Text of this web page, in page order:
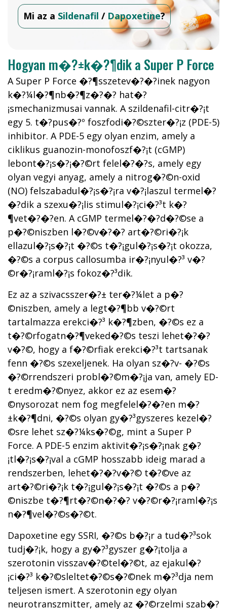
Mi az a Sildenafil / Dapoxetine?
Hogyan m�?±k�?¶dik a Super P Force
A Super P Force �?¶sszetev�?�?inek nagyon
k�?¼l�?¶nb�?¶z�?�? hat�?
¡smechanizmusai vannak. A szildenafil-citr�?¡t
egy 5. t�?­pus�?º foszfodi�?©szter�?¡z (PDE-5)
inhibitor. A PDE-5 egy olyan enzim, amely a
ciklikus guanozin-monofoszf�?¡t (cGMP)
lebont�?¡s�?¡�?©rt felel�?�?s, amely egy
olyan vegyi anyag, amely a nitrog�?©n-oxid
(NO) felszabadul�?¡s�?¡ra v�?¡laszul termel�?
�?dik a szexu�?¡lis stimul�?¡ci�?³t k�?
¶vet�?�?en. A cGMP termel�?�?d�?©se a
p�?©niszben l�?©v�?�? art�?©ri�?¡k
ellazul�?¡s�?¡t �?©s t�?¡gul�?¡s�?¡t okozza,
�?©s a corpus callosumba ir�?¡nyul�?³ v�?
©r�?¡raml�?¡s fokoz�?³dik.
Ez az a szivacsszer�?± ter�?¼let a p�?
©niszben, amely a legt�?¶bb v�?©rt
tartalmazza erekci�?³ k�?¶zben, �?©s ez a
t�?©rfogatn�?¶veked�?©s teszi lehet�?�?
v�?©, hogy a f�?©rfiak erekci�?³t tartsanak
fenn �?©s szexeljenek. Ha olyan sz�?­v- �?©s
�?©rrendszeri probl�?©m�?¡ja van, amely ED-
t eredm�?©nyez, akkor ez az esem�?
©nysorozat nem fog megfelel�?�?en m�?
±k�?¶dni, �?©s olyan gy�?³gyszeres kezel�?
©sre lehet sz�?¼ks�?©g, mint a Super P
Force. A PDE-5 enzim aktivit�?¡s�?¡nak g�?
¡tl�?¡s�?¡val a cGMP hosszabb ideig marad a
rendszerben, lehet�?�?v�?© t�?©ve az
art�?©ri�?¡k t�?¡gul�?¡s�?¡t �?©s a p�?
©niszbe t�?¶rt�?©n�?�? v�?©r�?¡raml�?¡s
n�?¶vel�?©s�?©t.
Dapoxetine egy SSRI, �?©s b�?¡r a tud�?³sok
tudj�?¡k, hogy a gy�?³gyszer g�?¡tolja a
szerotonin visszav�?©tel�?©t, az ejakul�?
¡ci�?³ k�?©sleltet�?©s�?©nek m�?³dja nem
teljesen ismert. A szerotonin egy olyan
neurotranszmitter, amely az �?©rzelmi szab�?